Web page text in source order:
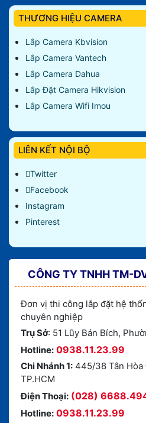
THƯƠNG HIỆU CAMERA
Lắp Camera Kbvision
Lắp Camera Vantech
Lắp Camera Dahua
Lắp Đặt Camera Hikvision
Lắp Camera Wifi Imou
LIÊN KẾT NỘI BỘ
Twitter
Facebook
Instagram
Pinterest
CÔNG TY TNHH TM-
Đơn vị thi công lắp đặt hệ
chuyên nghiệp
Trụ Sở: 51 Lũy Bán Bích,
Hotline: 0938.11.23.99
Chi Nhánh 1: 445/38 Tân
TP.HCM
Điện Thoại: (028)
Hotline: 0938.11.23.99